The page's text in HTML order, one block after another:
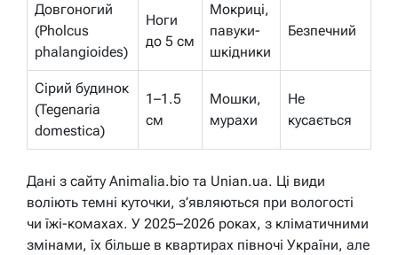
Довгоногий
(Pholcus
phalangioides)
Ноги
до 5 см
Мокриці,
павуки-
шкідники
Безпечний
Сірий будинок
(Tegenaria
domestica)
1–1.5
см
Мошки,
мурахи
Не
кусається
Дані з сайту Animalia.bio та Unian.ua. Ці види
воліють темні куточки, з’являються при вологості
чи їжі-комахах. У 2025–2026 роках, з кліматичними
змінами, їх більше в квартирах півночі України, але